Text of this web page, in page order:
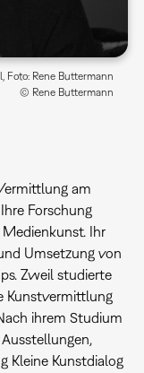
Foto: Rene Buttermann
© Rene Buttermann
am
Forschung
Ihr
Umsetzung von
Zweil studierte
Kunstvermittlung
ihrem Studium
Kleine Kunstdialog